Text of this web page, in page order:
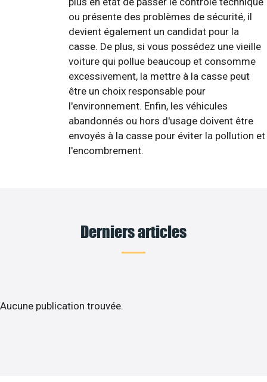
ou présente des problèmes de sécurité, il
devient également un candidat pour la
casse. De plus, si vous possédez une vieille
voiture qui pollue beaucoup et consomme
excessivement, la mettre à la casse peut
être un choix responsable pour
l'environnement. Enfin, les véhicules
abandonnés ou hors d'usage doivent être
envoyés à la casse pour éviter la pollution et
l'encombrement.
Derniers articles
Aucune publication trouvée.